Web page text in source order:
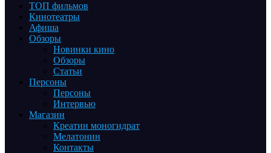
ТОП фильмов
Кинотеатры
Афиша
Обзоры
Новинки кино
Обзоры
Статьи
Персоны
Персоны
Интервью
Магазин
Креатин моногидрат
Мелатонин
Контакты